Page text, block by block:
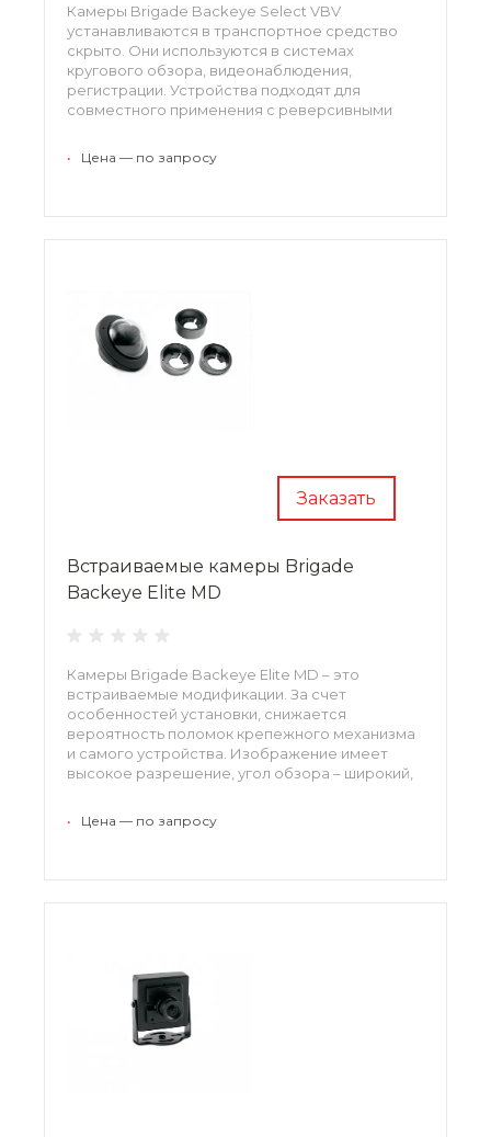
Камеры Brigade Backeye Select VBV
устанавливаются в транспортное средство
скрыто. Они используются в системах
кругового обзора, видеонаблюдения,
регистрации. Устройства подходят для
совместного применения с реверсивными
Производитель предоставляет на устройства
• Цена — по запросу
Заказать
Встраиваемые камеры Brigade
Backeye Elite MD
Камеры Brigade Backeye Elite MD – это
встраиваемые модификации. За счет
особенностей установки, снижается
вероятность поломок крепежного механизма
и самого устройства. Изображение имеет
высокое разрешение, угол обзора – широкий,
летнюю гарантию на устройства.
• Цена — по запросу